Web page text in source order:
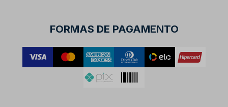
FORMAS DE PAGAMENTO